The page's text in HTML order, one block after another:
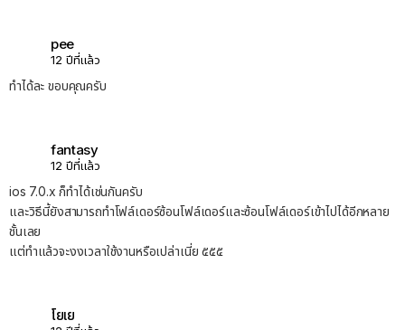
pee
12 ปีที่แล้ว
ทำได้ละ ขอบคุณครับ
fantasy
12 ปีที่แล้ว
ios 7.0.x ก็ทำได้เช่นกันครับ
และวิธีนี้ยังสามารถทำโฟล์เดอร์ซ้อนโฟล์เดอร์และซ้อนโฟล์เดอร์เข้าไปได้อีกหลาย
ชั้นเลย
แต่ทำแล้วจะงงเวลาใช้งานหรือเปล่าเนี่ย ๕๕๕
โยเย